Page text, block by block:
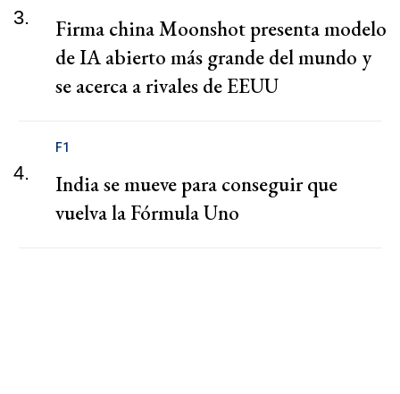
3.
Firma china Moonshot presenta modelo
de IA abierto más grande del mundo y
se acerca a rivales de EEUU
4.
F1
India se mueve para conseguir que
vuelva la Fórmula Uno